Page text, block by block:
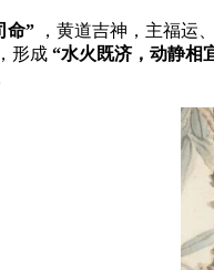
命” ，黄道吉神，主福运
形成 “水火既济，动静相